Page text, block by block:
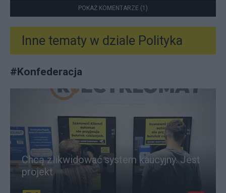
POKAŻ KOMENTARZE (1)
Inne tematy w dziale Polityka
#Konfederacja
Chcą zlikwidować system kaucyjny. Jest
projekt